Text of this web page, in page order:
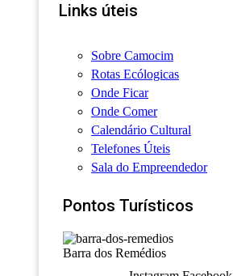
Links úteis
Sobre Camocim
Rotas Ecólogicas
Onde Ficar
Onde Comer
Calendário Cultural
Telefones Úteis
Sala do Empreendedor
Pontos Turísticos
Barra dos Remédios